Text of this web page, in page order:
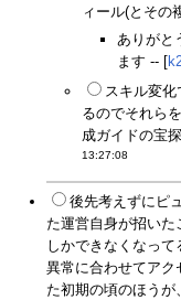
ィール(とその
ありがと
ます -- [
スキル変
るのでそれら
成ガイドの宝
13:27:08
後先考えずにピ
た運営自身が招い
しかできなくなっ
異常に合わせてアク
た初期の頃のほうが